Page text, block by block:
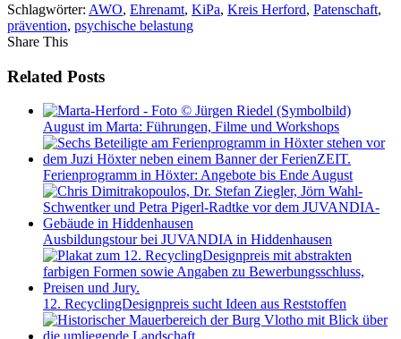
Schlagwörter: AWO, Ehrenamt, KiPa, Kreis Herford, Patenschaft,
prävention, psychische belastung
Share This
Related Posts
August im Marta: Führungen, Filme und Workshops
Ferienprogramm in Höxter: Angebote bis Ende August
Ausbildungstour bei JUVANDIA in Hiddenhausen
12. RecyclingDesignpreis sucht Ideen aus Reststoffen